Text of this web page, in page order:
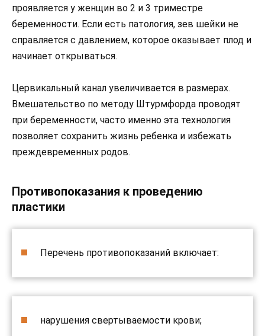
проявляется у женщин во 2 и 3 триместре
беременности. Если есть патология, зев шейки не
справляется с давлением, которое оказывает плод и
начинает открываться.
Цервикальный канал увеличивается в размерах.
Вмешательство по методу Штурмфорда проводят
при беременности, часто именно эта технология
позволяет сохранить жизнь ребенка и избежать
преждевременных родов.
Противопоказания к проведению
пластики
Перечень противопоказаний включает:
нарушения свертываемости крови;